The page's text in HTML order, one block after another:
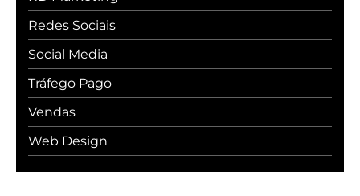
Redes Sociais
Social Media
Tráfego Pago
Vendas
Web Design